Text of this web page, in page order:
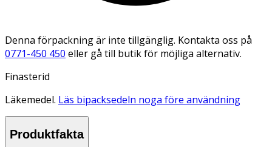
Denna förpackning är inte tillgänglig. Kontakta oss på
0771-450 450 eller gå till butik för möjliga alternativ.
Finasterid
Läkemedel. Läs bipacksedeln noga före användning
Produktfakta